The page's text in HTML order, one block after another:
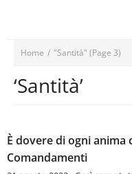
Home / "Santità" (Page 3)
‘Santità’
È dovere di ogni anima
Comandamenti